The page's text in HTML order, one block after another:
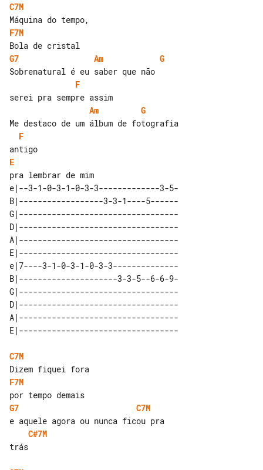
C7M
F7M
G7
Am
G
F
Am
G
F
E
e|--3-1-0-3-1-0-3-3-------------3-5-
B|------------------3-3-1----5------
G|----------------------------------
D|----------------------------------
A|----------------------------------
E|----------------------------------
e|7----3-1-0-3-1-0-3-3--------------
B|---------------------3-3-5--6-6-9-
G|----------------------------------
D|----------------------------------
A|----------------------------------
C7M
F7M
G7
C7M
C#7M
trás